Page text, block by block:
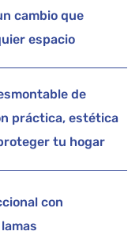
cambio que
espacio
de
práctica, estética
tu hogar
con